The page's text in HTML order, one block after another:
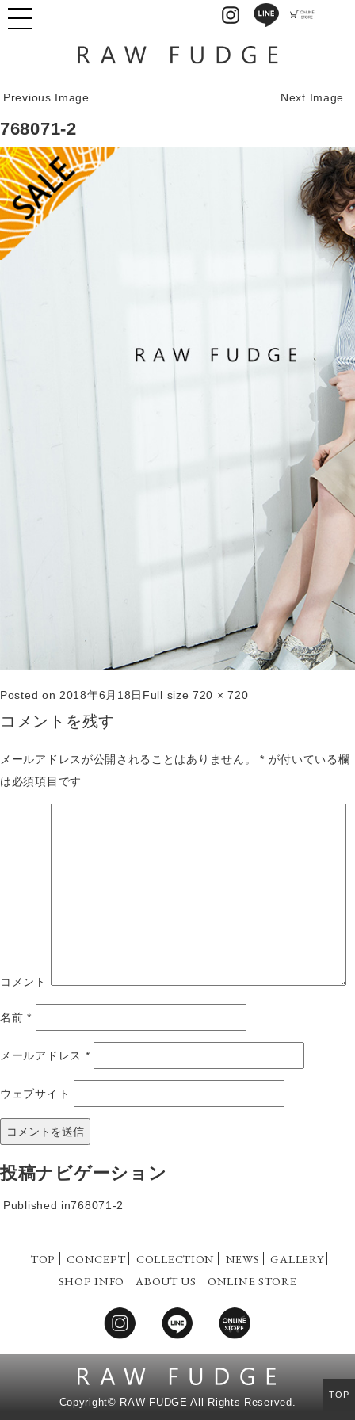
Previous Image Next Image
768071-2
Posted on 2018年6月18日 Full size720 × 720
コメントを残す
メールアドレスが公開されることはありません。 * が付いている欄
は必須項目です
コメント
名前*
メールアドレス *
ウェブサイト
投稿ナビゲーション
Published in768071-2
TOP CONCEPT COLLECTION NEWS
GALLERY
SHOP INFO
ABOUT US ONLINE STORE
Copyright© RAW FUDGE All Rights Reserved.
TOP